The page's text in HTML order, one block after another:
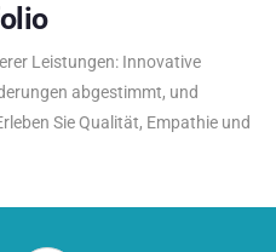
Leistungen: Innovative
abgestimmt, und
Sie Qualität, Empathie und